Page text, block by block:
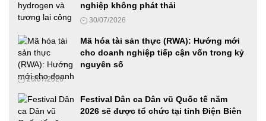
Diễn đàn Phát triển hạ tầng năng lượng thông minh
24/06/2026
Từ “Con đường tương lai” đến mô hình kinh tế mới trong thời
đại AI
23/06/2026
nghiệp không phát thải
30/07/2026
Mã hóa tài sản thực (RWA): Hướng mới
cho doanh nghiệp tiếp cận vốn trong kỷ
nguyên số
26/07/2026
Festival Dân ca Dân vũ Quốc tế năm
2026 sẽ được tổ chức tại tỉnh Điện Biên